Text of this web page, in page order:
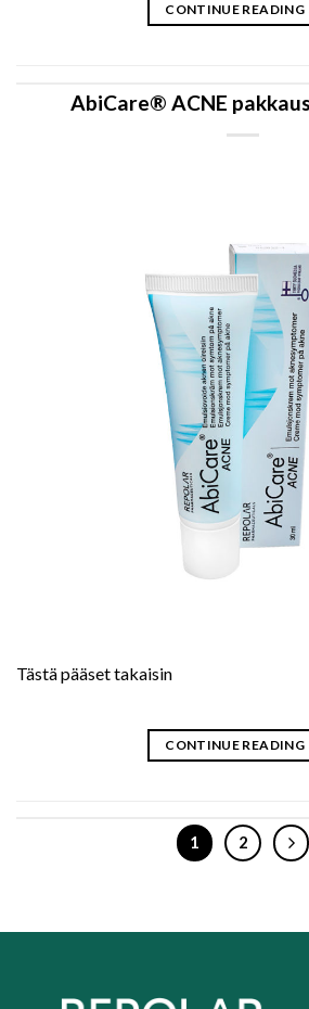
CONTINUE READING
AbiCare® ACNE
Tästä pääset takaisin
CONTINUE READING
1 2